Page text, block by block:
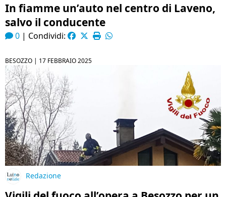
In fiamme un’auto nel centro di Laveno,
salvo il conducente
0 | Condividi:
BESOZZO | 17 FEBBRAIO 2025
Redazione